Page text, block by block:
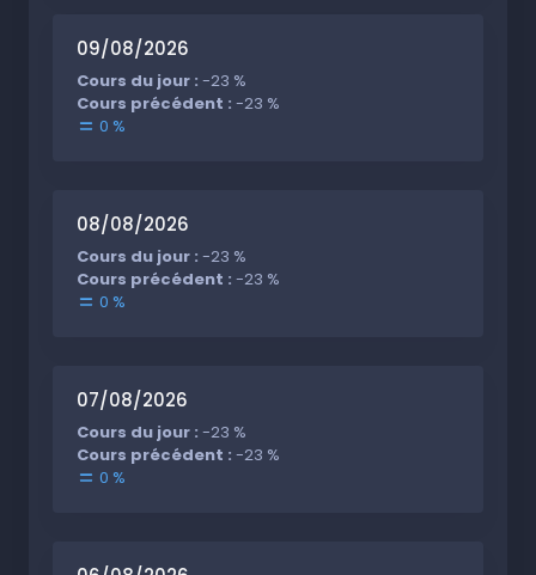
09/08/2026
Cours du jour : -23 %
Cours précédent : -23 %
0 %
08/08/2026
Cours du jour : -23 %
Cours précédent : -23 %
0 %
07/08/2026
Cours du jour : -23 %
Cours précédent : -23 %
0 %